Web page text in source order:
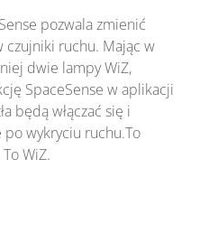
pozwala zmienić
ruchu. Mając w
dwie lampy WiZ,
SpaceSense w aplikacji
będą włączać się i
po wykryciu ruchu.To
WiZ.